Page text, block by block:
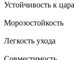
Устойчивость к
Морозостойкость
Легкость ухода